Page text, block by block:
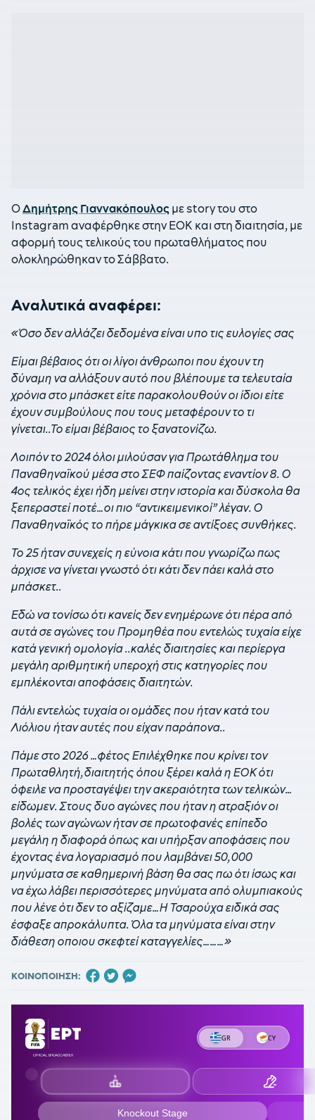
ΟΔημήτρης Γιαννακόπουλος με story του στο
Instagram αναφέρθηκε στην ΕΟΚ και στη διαιτησία, με
αφορμή τους τελικούς του πρωταθλήματος που
ολοκληρώθηκαν το Σάββατο.
Αναλυτικά αναφέρει:
«Όσο δεν αλλάζει δεδομένα είναι υπο τις ευλογίες σας
Είμαι βέβαιος ότι οι λίγοι άνθρωποι που έχουν τη
δύναμη να αλλάξουν αυτό που βλέπουμε τα τελευταία
χρόνια στο μπάσκετ είτε παρακολουθούν οι ίδιοι είτε
έχουν συμβούλους που τους μεταφέρουν το τι
γίνεται..Το είμαι βέβαιος το ξανατονίζω.
Λοιπόν το 2024 όλοι μιλούσαν για Πρωτάθλημα του
Παναθηναϊκού μέσα στο ΣΕΦ παίζοντας εναντίον 8. Ο
4ος τελικός έχει ήδη μείνει στην ιστορία και δύσκολα θα
ξεπεραστεί ποτέ…οι πιο “αντικειμενικοί” λέγαν. Ο
Παναθηναϊκός το πήρε μάγκικα σε αντίξοες συνθήκες.
Το 25 ήταν συνεχείς η εύνοια κάτι που γνωρίζω πως
άρχισε να γίνεται γνωστό ότι κάτι δεν πάει καλά στο
μπάσκετ..
Εδώ να τονίσω ότι κανείς δεν ενημέρωνε ότι πέρα από
αυτά σε αγώνες του Προμηθέα που εντελώς τυχαία είχε
κατά γενική ομολογία ..καλές διαιτησίες και περίεργα
μεγάλη αριθμητική υπεροχή στις κατηγορίες που
εμπλέκονται αποφάσεις διαιτητών.
Πάλι εντελώς τυχαία οι ομάδες που ήταν κατά του
Λιόλιου ήταν αυτές που είχαν παράπονα..
Πάμε στο 2026 …φέτος Επιλέχθηκε που κρίνει τον
Πρωταθλητή,διαιτητής όπου ξέρει καλά η ΕΟΚ ότι
όφειλε να προσταγέψει την ακεραιότητα των τελικών…
είδωμεν. Στους δυο αγώνες που ήταν η ατραξιόν οι
βολές των αγώνων ήταν σε πρωτοφανές επίπεδο
μεγάλη η διαφορά όπως και υπήρξαν αποφάσεις που
έχοντας ένα λογαριασμό που λαμβάνει 50,000
μηνύματα σε καθημερινή βάση θα σας πω ότι ίσως και
να έχω λάβει περισσότερες μηνύματα από ολυμπιακούς
που λένε ότι δεν το αξίζαμε…Η Τσαρούχα ειδικά σας
έσφαξε απροκάλυπτα. Όλα τα μηνύματα είναι στην
διάθεση οποιου σκεφτεί καταγγελίες………»
ΚΟΙΝΟΠΟΙΗΣΗ: